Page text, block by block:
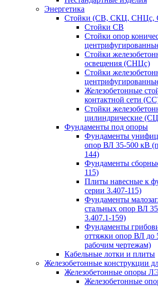
Энергетика
Стойки (СВ, СКЦ, СНЦс,
Стойки СВ
Стойки опор
Стойки
освещения (СНЦс)
Стойки
Железобетонные
контактной сети
Стойки
цилиндрические
Фундаменты под опоры
Фундаменты
опор ВЛ 35-500 кВ
144)
Фундаменты
115)
Плиты навесные к
серии 3.407-115)
Фундаменты
стальных опор ВЛ
3.407.1-159)
Фундаменты
оттяжки опор ВЛ до
рабочим чертежам)
Кабельные лотки и плиты
Железобетонные конструкции
Железобетонные опоры
Железобетонные